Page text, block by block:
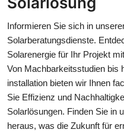
Press Release
Privacy Policy
About
News Network
Submit Press Release
Informieren Sie sich in
Solarberatungsdienste.
Solarenergie für Ihr Projekt
Von Machbarkeitsstudien bis
installation bieten wir Ihnen
Sie Effizienz und
Solarlösungen. Finden Sie in
heraus, was die Zukunft für